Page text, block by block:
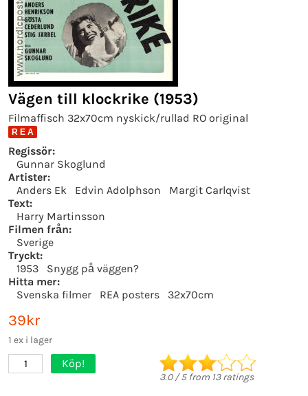
Vägen till klockrike (1953)
Filmaffisch 32x70cm nyskick/rullad RO original
R E A
Regissör:
Gunnar Skoglund
Artister:
Anders Ek
Edvin Adolphson
Margit Carlqvist
Text:
Harry Martinsson
Filmen från:
Sverige
Tryckt:
1953
Snygg på väggen?
Hitta mer:
Svenska filmer
REA posters 32x70cm
39kr
1 ex i lager
1 Köp!
3.0/5from 13ratings